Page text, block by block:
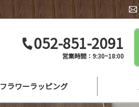
052-851-2091
営業時間：9:30~18:00
フラワーラッピング
シーンにあったお
よくある質